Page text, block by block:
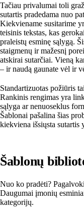
Tačiau privalumai toli
sutartis pradedama nuo
Kiekviename susitarime
teisinis tekstas, kas
praleistų esminę sąlygą.
staigmenų ir mažesnį
atskirai sutarčiai. Vieną
– ir naudą gaunate vėl ir
Standartizuotas požiūris
Rankinis rengimas yra
sąlyga ar nenuoseklus
Šablonai pašalina šias
kiekviena išsiųsta sutartis
Šablonų
Nuo ko pradėti?
Daugumai įmonių
kategorijų.